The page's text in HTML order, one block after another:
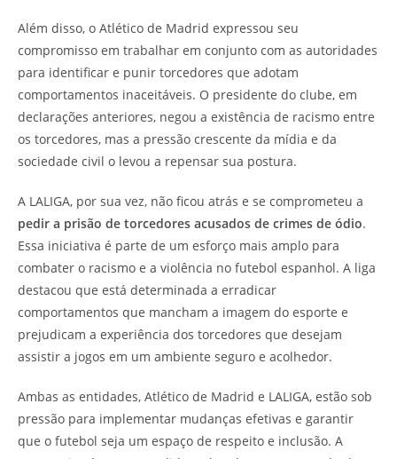
Além disso, o Atlético de Madrid expressou seu
compromisso em trabalhar em conjunto com as autoridades
para identificar e punir torcedores que adotam
comportamentos inaceitáveis. O presidente do clube, em
declarações anteriores, negou a existência de racismo entre
os torcedores, mas a pressão crescente da mídia e da
sociedade civil o levou a repensar sua postura.
A LALIGA, por sua vez, não ficou atrás e se comprometeu a
pedir a prisão de torcedores acusados de crimes de ódio.
Essa iniciativa é parte de um esforço mais amplo para
combater o racismo e a violência no futebol espanhol. A liga
destacou que está determinada a erradicar
comportamentos que mancham a imagem do esporte e
prejudicam a experiência dos torcedores que desejam
assistir a jogos em um ambiente seguro e acolhedor.
Ambas as entidades, Atlético de Madrid e LALIGA, estão sob
pressão para implementar mudanças efetivas e garantir
que o futebol seja um espaço de respeito e inclusão. A